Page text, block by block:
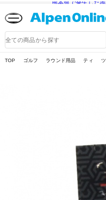
熊本県で発生した
品
検
TOP ゴルフ ラウンド用品 ティ